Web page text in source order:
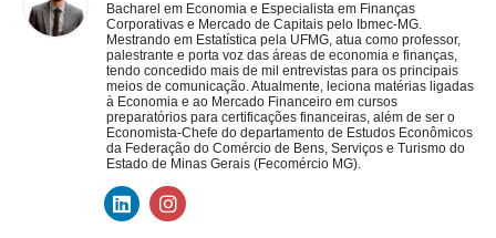
Bacharel em Economia e Especialista em Finanças
Corporativas e Mercado de Capitais pelo Ibmec-MG.
Mestrando em Estatística pela UFMG, atua como professor,
palestrante e porta voz das áreas de economia e finanças,
tendo concedido mais de mil entrevistas para os principais
meios de comunicação. Atualmente, leciona matérias ligadas
à Economia e ao Mercado Financeiro em cursos
preparatórios para certificações financeiras, além de ser o
Economista-Chefe do departamento de Estudos Econômicos
da Federação do Comércio de Bens, Serviços e Turismo do
Estado de Minas Gerais (Fecomércio MG).